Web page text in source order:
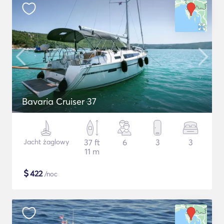
Bavaria Cruiser 37
Jacht żaglowy
37 ft
11 m
6 3 3
$422/noc